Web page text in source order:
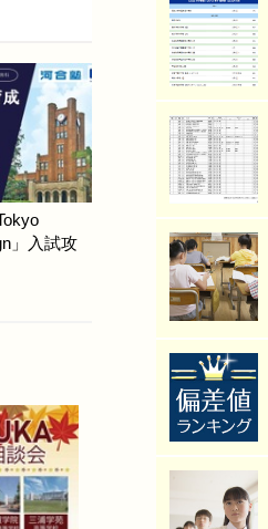
」入試攻